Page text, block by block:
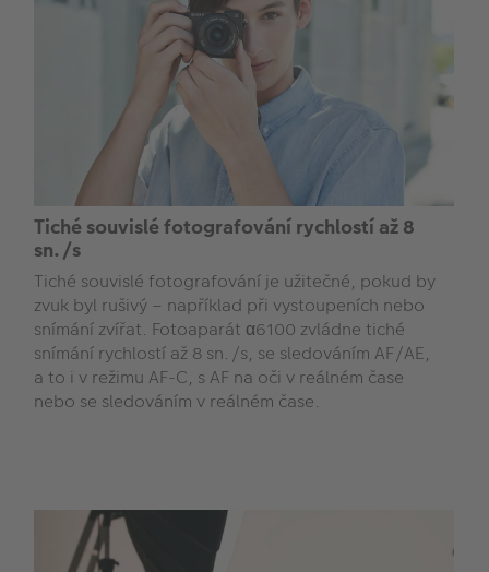
Tiché souvislé fotografování rychlostí až 8
sn./s
Tiché souvislé fotografování je užitečné, pokud by
zvuk byl rušivý – například při vystoupeních nebo
snímání zvířat. Fotoaparát α6100 zvládne tiché
snímání rychlostí až 8 sn./s, se sledováním AF/AE,
a to i v režimu AF-C, s AF na oči v reálném čase
nebo se sledováním v reálném čase.